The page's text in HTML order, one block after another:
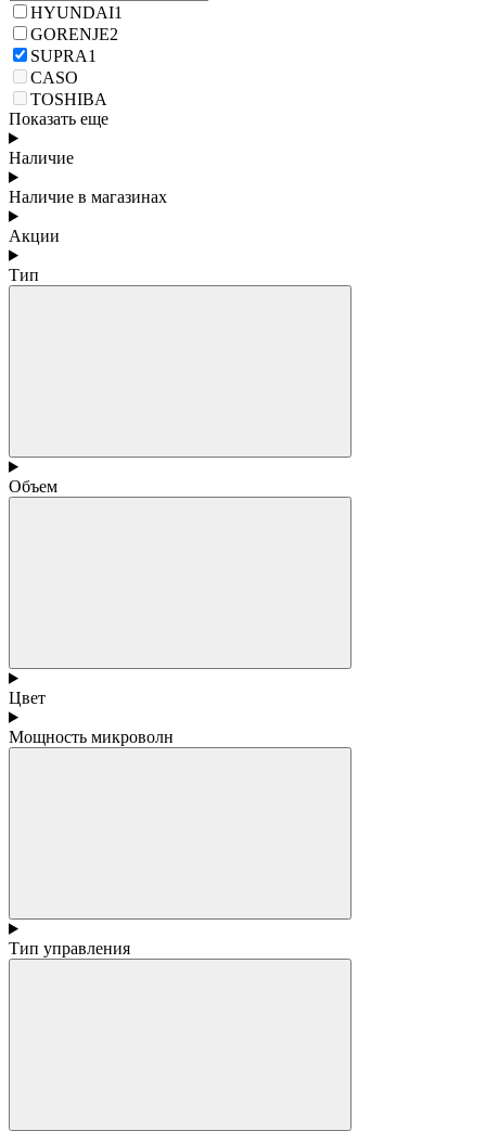
HYUNDAI1
GORENJE2
SUPRA1
CASO
TOSHIBA
Показать еще
Наличие
Наличие в магазинах
Акции
Тип
Объем
Цвет
Мощность микроволн
Тип управления